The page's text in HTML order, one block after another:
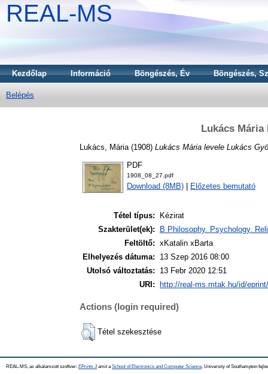
REAL-MS
Kezdőlap Információ Böngészés, Év Böngészés,
Belépés
Lukács Mária
Lukács, Mária (1908) Lukács Mária levele Lukács
PDF
1908_08_27.pdf
Download (8MB) Előzetes bemutató
Tétel típus:
Kézirat
Szakterület(ek):
B Philosophy. Psychology.
Feltöltő: xKatalin xBarta
Elhelyezés dátuma:
13 Szep 2016 08:00
Utolsó változtatás:
13 Febr 2020 12:51
URI:
http://real-ms.mtak.hu/id/
Actions (login required)
Tétel szekesztése
REAL-MS, az alkalamzott szoftver: EPrints 3amit a School of Electronics and Computer Science , University of Southampton